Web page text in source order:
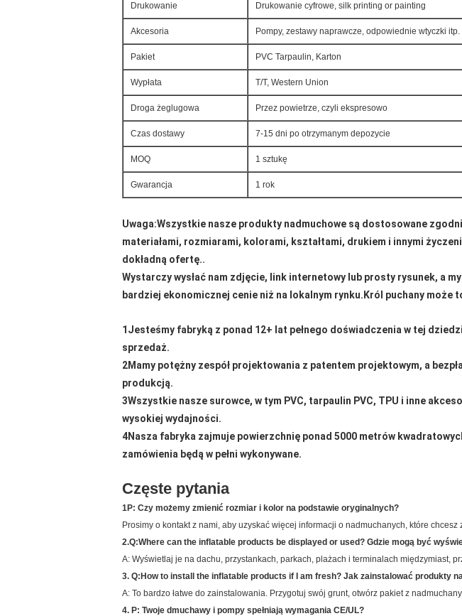
Drukowanie Drukowanie cyfrowe, silk printing or painting
Akcesoria Pompy, zestawy naprawcze, odpowiednie wtyczki itp.
Pakiet PVC Tarpaulin, Karton
Wypłata T/T, Western Union
Droga żeglugowa Przez powietrze, czyli ekspresowo
Czas dostawy 7-15 dni po otrzymanym depozycie
MOQ 1 sztukę
Gwarancja 1 rok
Uwaga:Wszystkie nasze produkty nadmuchowe są dostosowane
materiałami, rozmiarami, kolorami, kształtami, drukiem i innymi
dokładną ofertę..
Wystarczy wysłać nam zdjęcie, link internetowy lub prosty rysunek, a
bardziej ekonomicznej cenie niż na lokalnym rynku.Król puchany może
1Jesteśmy fabryką z ponad 12+ lat pełnego doświadczenia w tej
sprzedaż.
2Mamy potężny zespół projektowania z patentem projektowym, a
produkcją.
3Wszystkie nasze surowce, w tym PVC, tarpaulin PVC, TPU i inne
wysokiej wydajności.
4Nasza fabryka zajmuje powierzchnię ponad 5000 metrów
zamówienia będą w pełni wykonywane.
Częste pytania
1P: Czy możemy zmienić rozmiar i kolor na podstawie oryginalnych?
Prosimy o kontakt z nami, aby uzyskać więcej informacji o nadmuchanych, które
2.Q:Where can the inflatable products be displayed or used? Gdzie mogą być
A: Wyświetlaj je na dachu, przystankach, parkach, plażach i terminalach międzymiast,
3. Q:How to install the inflatable products if I am fresh? Jak zainstalować produkty
A: To bardzo łatwe do zainstalowania. Przygotuj swój grunt, otwórz pakiet z
4. P: Twoje dmuchawy i pompy spełniają wymagania CE/UL?